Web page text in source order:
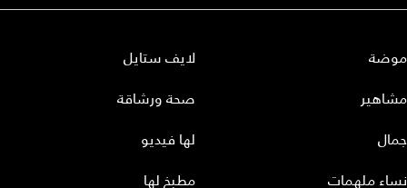
موضة
مشاهير
جمال
نساء ملهمات
لايف ستايل
صحة ورشاقة
لها فيديو
مطبخ لها